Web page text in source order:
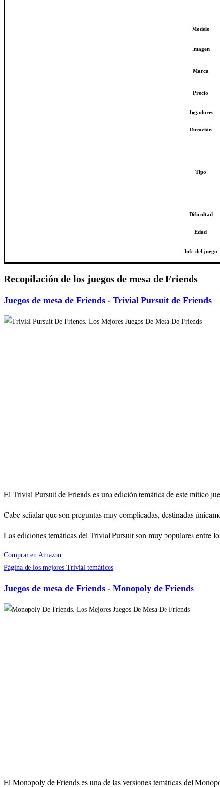
Modelo
Imagen
Marca
Precio
Jugadores
Duración
Tipo
Dificultad
Edad
Info del juego
Recopilación de los juegos de mesa de Friends
Juegos de mesa de Friends - Trivial Pursuit de Friends
El Trivial Pursuit de Friends es una edición temática de este mítico
Cabe señalar que son preguntas muy complicadas, destinadas
Las ediciones temáticas del Trivial Pursuit son muy populares entre
Comprar en Amazon
Página de los mejores Trivial temáticos
Juegos de mesa de Friends - Monopoly de Friends
El Monopoly de Friends es una de las versiones temáticas del